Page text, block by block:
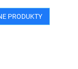
PRODUKTY